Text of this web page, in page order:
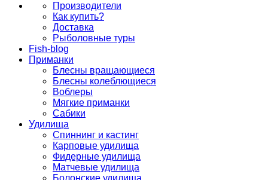
Производители
Как купить?
Доставка
Рыболовные туры
Fish-blog
Приманки
Блесны вращающиеся
Блесны колеблющиеся
Воблеры
Мягкие приманки
Сабики
Удилища
Спиннинг и кастинг
Карповые удилища
Фидерные удилища
Матчевые удилища
Болонские удилища